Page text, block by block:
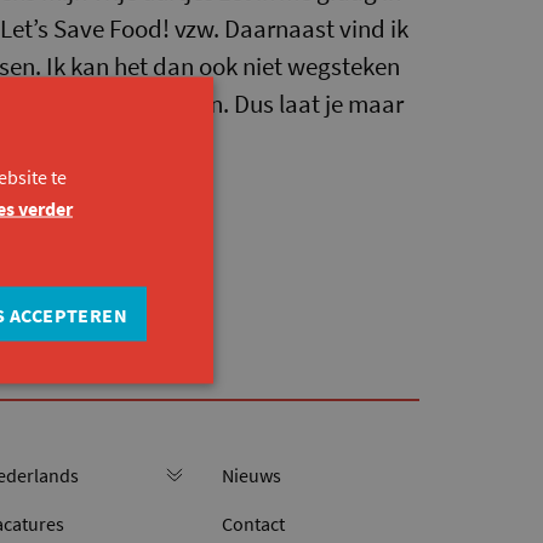
Save Food! vzw. Daarnaast vind ik
Ik kan het dan ook niet wegsteken
tot mijn talenten. Dus laat je maar
Nieuws
Contact
te
verder
ACCEPTEREN